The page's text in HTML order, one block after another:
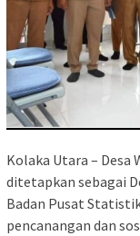
Kolaka Utara –
ditetapkan sebagai
Badan Pusat
pencanangan dan